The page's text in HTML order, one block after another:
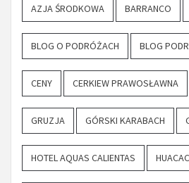
AZJA ŚRODKOWA BARRANCO
BLOG O PODRÓŻACH BLOG
CENY CERKIEW PRAWOSŁAWNA
GRUZJA GÓRSKI KARABACH
HOTEL AQUAS CALIENTAS